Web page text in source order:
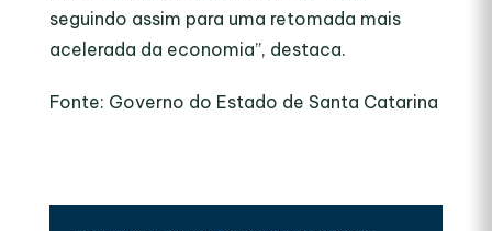
seguindo assim para uma retomada mais
acelerada da economia”, destaca.
Fonte: Governo do Estado de Santa Catarina